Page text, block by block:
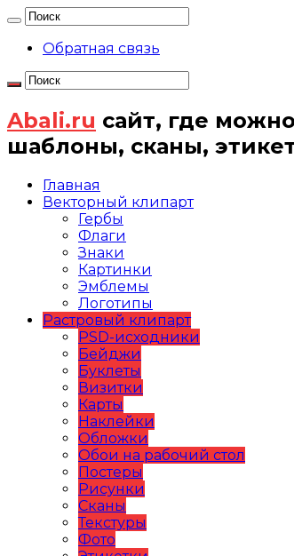
Обратная связь
Abali.ru сайт, где
шаблоны, сканы,
Главная
Векторный клипарт
Гербы
Флаги
Знаки
Картинки
Эмблемы
Логотипы
Растровый клипарт
PSD-исходники
Бейджи
Буклеты
Визитки
Карты
Наклейки
Обложки
Обои на рабочий стол
Постеры
Рисунки
Сканы
Текстуры
Фото